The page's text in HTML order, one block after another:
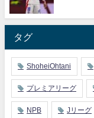
タグ
ShoheiOhtani
プレミアリーグ
NPB Jリーグ